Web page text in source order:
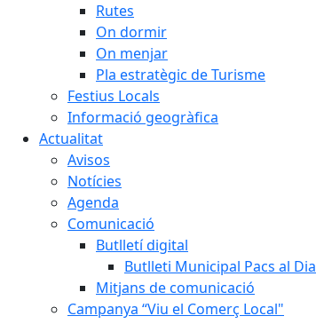
Rutes
On dormir
On menjar
Pla estratègic de Turisme
Festius Locals
Informació geogràfica
Actualitat
Avisos
Notícies
Agenda
Comunicació
Butlletí digital
Butlleti Municipal Pacs al Dia
Mitjans de comunicació
Campanya “Viu el Comerç Local"